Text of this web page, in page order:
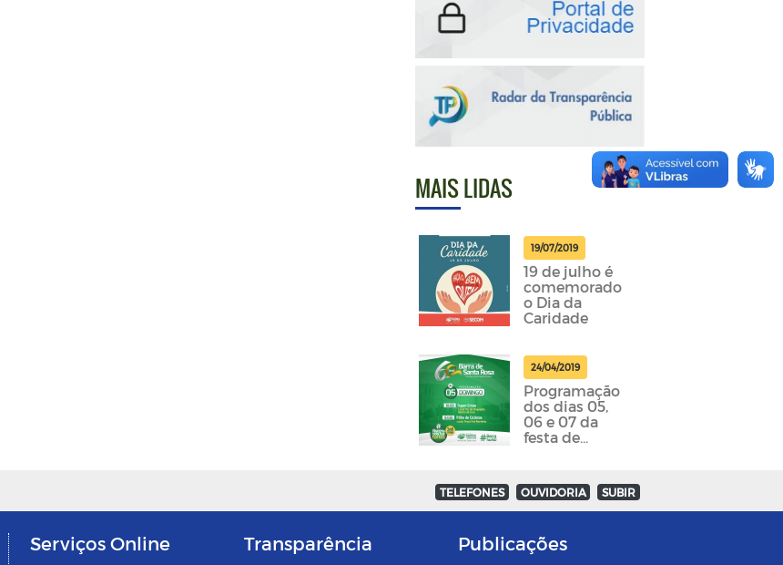
MAIS LIDAS
19/07/2019
19 de julho é
comemorado
o Dia da
Caridade
24/04/2019
Programação
dos dias 05,
06 e 07 da
festa de
foram
divulgadas
TELEFONES OUVIDORIA SUBIR
Serviços Online Transparência Publicações